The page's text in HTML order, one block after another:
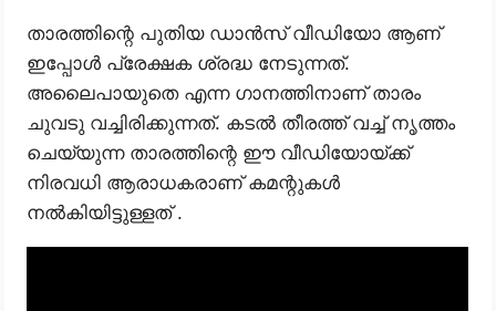
താരത്തിന്റെ പുതിയ ഡാൻസ് വീഡിയോ ആണ്
ഇപ്പോൾ പ്രേക്ഷക ശ്രദ്ധ നേടുന്നത്.
അലൈപായുതെ എന്ന ഗാനത്തിനാണ് താരം
ചുവടു വച്ചിരിക്കുന്നത്. കടൽ തീരത്ത് വച്ച് നൃത്തം
ചെയ്യുന്ന താരത്തിന്റെ ഈ വീഡിയോയ്ക്ക്
നിരവധി ആരാധകരാണ് കമന്റുകൾ
നൽകിയിട്ടുള്ളത് .